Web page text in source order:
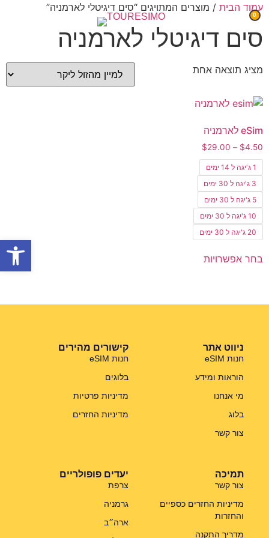
0
עמוד הבית / מוצרים המתויגים “סים דיגיטלי לארמניה”
סים דיגיטלי לארמניה
מציג תוצאה אחת
eSim לארמניה
$4.50
–
$29.00
1 ג'יגה ל 14 ימים
3 ג'יגה ל 30 ימים
5 ג'יגה ל 30 ימים
10 ג'יגה ל 30 ימים
20 ג'יגה ל 30 ימים
בחר אפשרויות
ניווט אתר
חנות eSIM
הוראות ומידע
מי אנחנו
בלוג
צור קשר
קישורים מהירים
חנות eSIM
בלוגים
מדיניות פרטיות
מדיניות החזרים
תמיכה
צור קשר
מדיניות החזרים כספיים
והחזרות
מדריך התקנה
יעדים פופולריים
צרפת
גרמניה
ארה״ב